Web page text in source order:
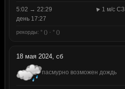
5:02 → 22:29
1 м/с СЗ
день 17:27
рекорды: ° () · ° ()
18 мая 2024, сб
пасмурно возможен дождь